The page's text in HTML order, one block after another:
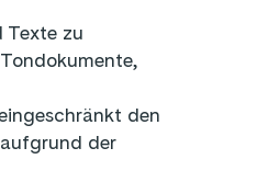
Texte zu
den
der